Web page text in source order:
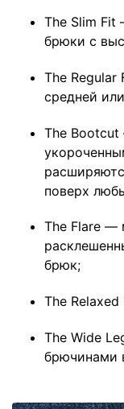
The Slim Fit
брюки с
The
средней
The
поверх
The Flare —
брюк;
The
The Wide
брючинами